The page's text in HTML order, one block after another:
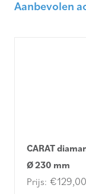
Aanbevolen
CARAT
Ø 230 mm
€129,00